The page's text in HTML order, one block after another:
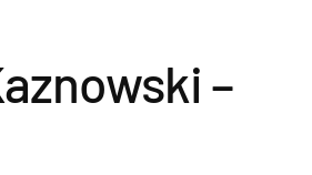
–